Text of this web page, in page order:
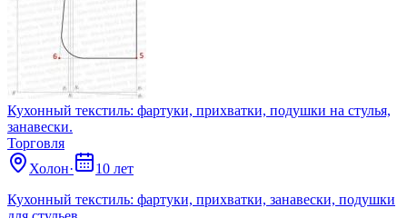
Кухонный текстиль: фартуки, прихватки, подушки на стулья,
занавески.
Торговля
Холон·
10 лет
Кухонный текстиль: фартуки, прихватки, занавески, подушки